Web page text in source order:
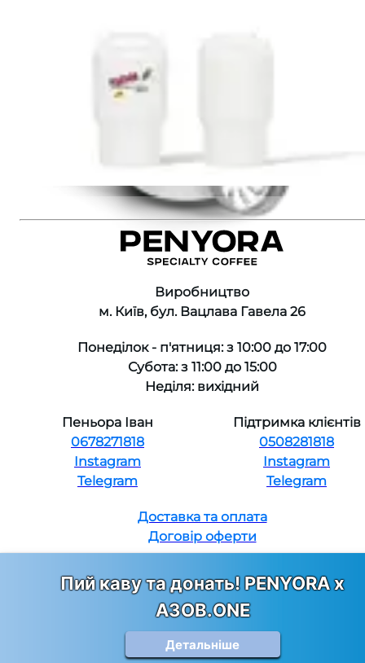
Рекомендуємо також
Fellow Carter Move Mug WHITE
Виробництво
м. Київ, бул. Вацлава Гавела 26
Понеділок - п'ятниця: з 10:00 до 17:00
Субота: з 11:00 до 15:00
Неділя: вихідний
Пеньора Іван
0678271818
Instagram
Telegram
Підтримка клієнтів
0508281818
Instagram
Telegram
Доставка та оплата
Договір оферти